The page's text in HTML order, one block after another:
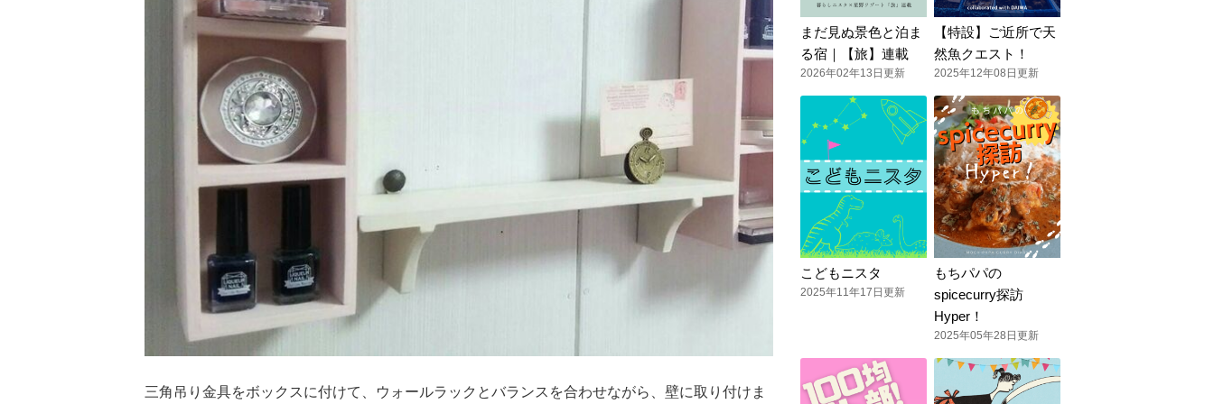
三角吊り金具をボックスに付けて、ウォールラックとバランスを合わせながら、壁に取り付けま
まだ見ぬ景色と泊ま
る宿｜【旅】連載
2026年02年13日更新
【特設】ご近所で天
然魚クエスト！
2025年12年08日更新
こどもニスタ
2025年11年17日更新
もちパパの
spicecurry探訪
Hyper！
2025年05年28日更新